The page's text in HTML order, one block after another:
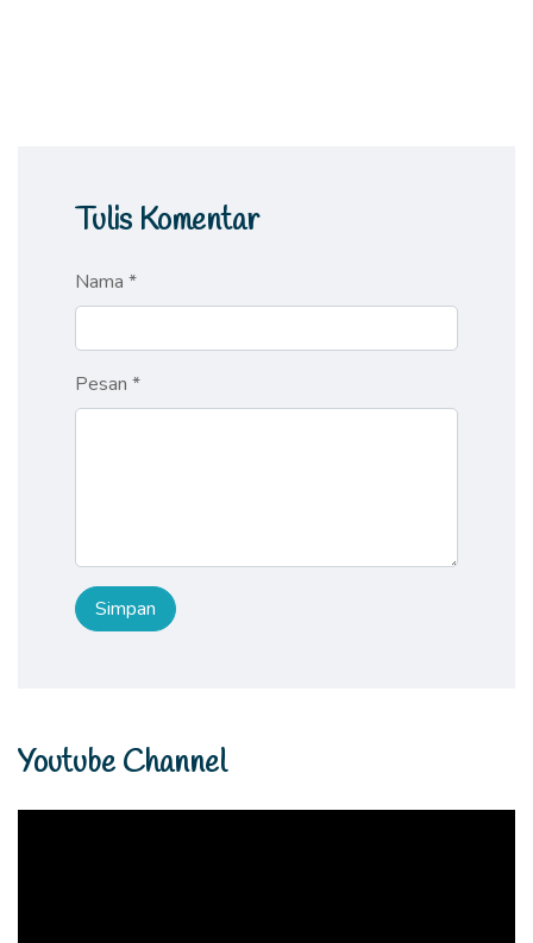
Tulis Komentar
Nama *
Pesan *
Youtube Channel